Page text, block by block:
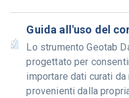
Guida all'uso del
Lo strumento Geotab
progettato per
importare dati curati
provenienti dalla